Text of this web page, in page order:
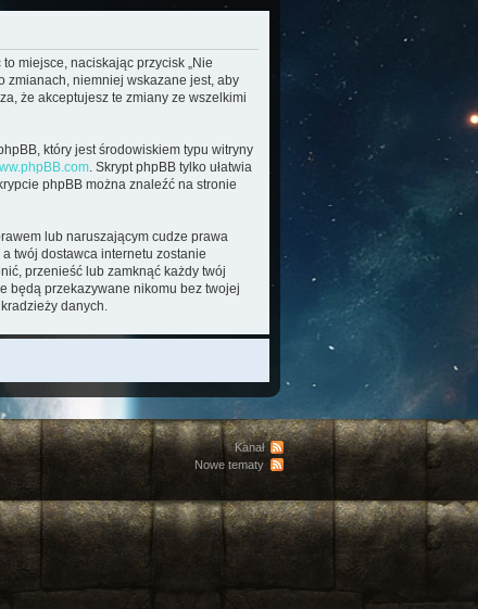
miejsce, naciskając przycisk „Nie
zmianach, niemniej wskazane jest, aby
że akceptujesz te zmiany ze wszelkimi
phpBB, który jest środowiskiem typu witryny
. Skrypt phpBB tylko ułatwia
phpBB można znaleźć na stronie
lub naruszającym cudze prawa
twój dostawca internetu zostanie
przenieść lub zamknąć każdy twój
będą przekazywane nikomu bez twojej
danych.
Kanał
Nowe tematy